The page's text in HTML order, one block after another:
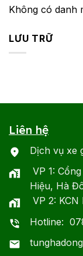
Không có danh
LƯU TRỮ
Liên hệ
Dịch vụ xe
VP 1:
Hiệu, Hà
VP 2:
Hotline: